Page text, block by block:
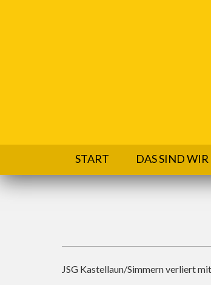
START DAS SIND WIR
JSG Kastellaun/Simmern verliert